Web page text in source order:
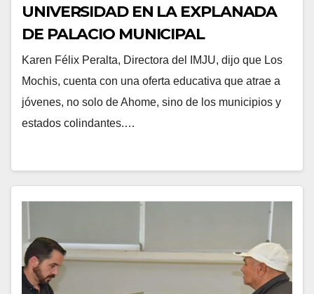
UNIVERSIDAD EN LA EXPLANADA
DE PALACIO MUNICIPAL
Karen Félix Peralta, Directora del IMJU, dijo que Los
Mochis, cuenta con una oferta educativa que atrae a
jóvenes, no solo de Ahome, sino de los municipios y
estados colindantes.…